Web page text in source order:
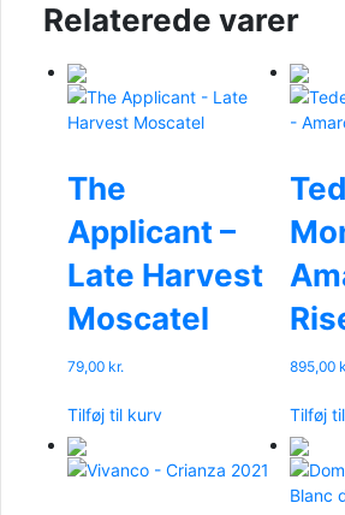
Relaterede varer
The
Applicant –
Late Harvest
Moscatel
79,00 kr.
Tilføj til kurv
895,00
Tilføj